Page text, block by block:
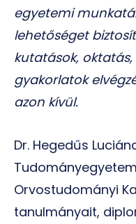
egyetemi
lehetőséget
kutatások,
gyakorlatok
azon kívül.
Dr. Hegedűs
Orvostudományi
tanulmányait,